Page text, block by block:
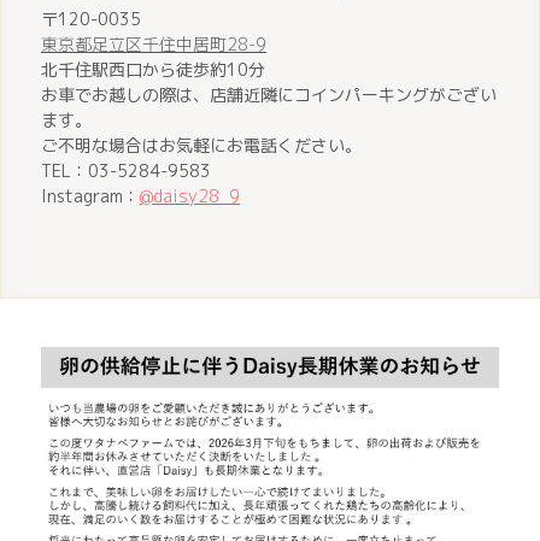
〒120-0035
東京都足立区千住中居町28-9
北千住駅西口から徒歩約10分
お車でお越しの際は、店舗近隣にコインパーキングがござい
ます。
ご不明な場合はお気軽にお電話ください。
TEL：03-5284-9583
Instagram： @daisy28_9